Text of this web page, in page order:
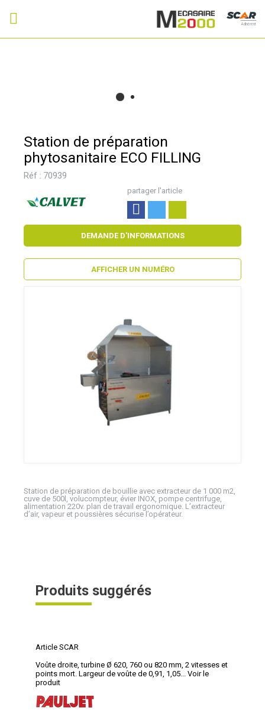
Adhérent
Station de préparation
phytosanitaire ECO FILLING
Réf : 70939
partager l'article
Station de préparation de bouillie avec extracteur de 1 000 m2,
cuve de 500l, volucompteur, évier INOX, pompe centrifuge,
alimentation 220v. plan de travail ergonomique. L’extracteur
d’air, vapeur et poussières sécurise l’opérateur.
DEMANDE D'INFORMATIONS
AFFICHER UN NUMÉRO
Produits suggérés
Article SCAR
Voûte droite, turbine Ø 620, 760 ou 820 mm, 2 vitesses et
points mort. Largeur de voûte de 0,91, 1,05...
Voir le
produit